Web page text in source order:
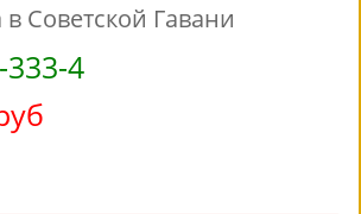
Советской Гавани
333-4